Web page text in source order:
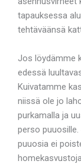
tapauksessa
tehtäväänsä
Jos löydämme
edessä
Kuivatamme
niissä ole jo
purkamalla ja
perso
puuosia ei